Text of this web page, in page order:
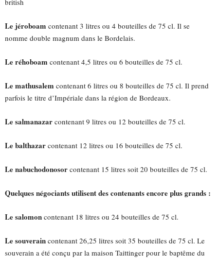
british
Le jéroboam contenant 3 litres ou 4 bouteilles de 75 cl. Il se
nomme double magnum dans le Bordelais.
Le réhoboam contenant 4,5 litres ou 6 bouteilles de 75 cl.
Le mathusalem contenant 6 litres ou 8 bouteilles de 75 cl. Il prend
parfois le titre d’Impériale dans la région de Bordeaux.
Le salmanazar contenant 9 litres ou 12 bouteilles de 75 cl.
Le balthazar contenant 12 litres ou 16 bouteilles de 75 cl.
Le nabuchodonosor contenant 15 litres soit 20 bouteilles de 75 cl.
Quelques négociants utilisent des contenants encore plus grands :
Le salomon contenant 18 litres ou 24 bouteilles de 75 cl.
Le souverain contenant 26,25 litres soit 35 bouteilles de 75 cl. Le
souverain a été conçu par la maison Taittinger pour le baptême du